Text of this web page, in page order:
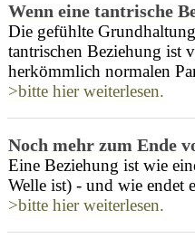
Wenn eine tantrische
Die gefühlte
tantrischen Beziehung ist
herkömmlich normalen
>bitte hier weiterlesen.
Noch mehr zum Ende
Eine Beziehung ist wie
Welle ist) - und wie endet
>bitte hier weiterlesen.